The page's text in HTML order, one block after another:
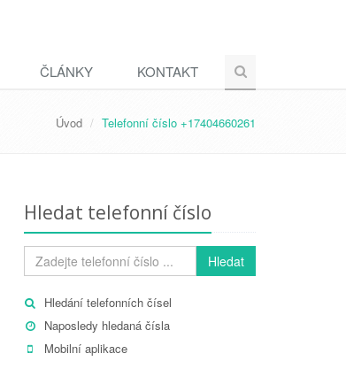
ČLÁNKY KONTAKT
Úvod Telefonní číslo +17404660261
Hledat telefonní číslo
Hledat
Hledání telefonních čísel
Naposledy hledaná čísla
Mobilní aplikace